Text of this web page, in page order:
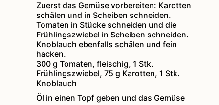
Zuerst das Gemüse vorbereiten: Karotten
schälen und in Scheiben schneiden.
Tomaten in Stücke schneiden und die
Frühlingszwiebel in Scheiben schneiden.
Knoblauch ebenfalls schälen und fein
hacken.
300 g Tomaten, fleischig, 1 Stk.
Frühlingszwiebel,75 g Karotten, 1 Stk.
Knoblauch
Öl in einen Topf geben und das Gemüse